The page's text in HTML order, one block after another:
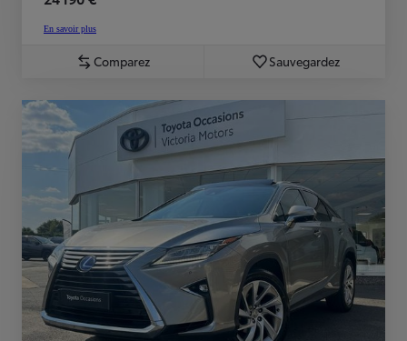
En savoir plus
Comparez Sauvegardez